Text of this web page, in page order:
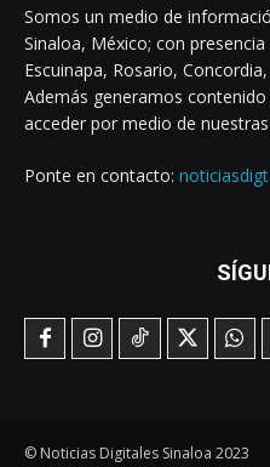
Somos un medio de
Sinaloa, México; con
Escuinapa, Rosario,
Además generamos
acceder por medio de
Ponte en contacto:
© Noticias Digitales Sinaloa 2023